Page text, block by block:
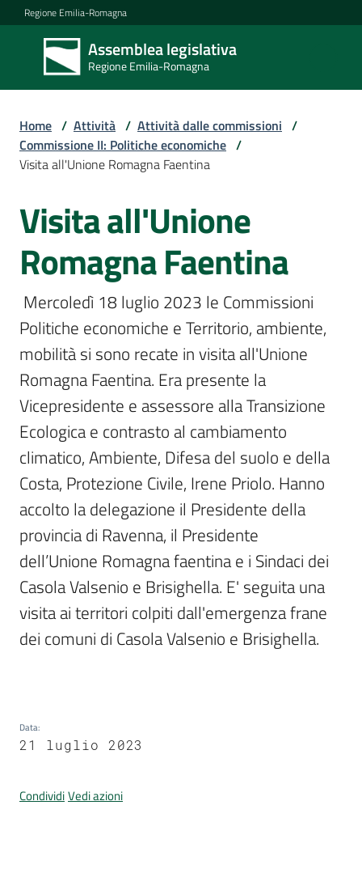
Vai al contenuto
Vai alla navigazione
Vai al footer
Regione Emilia-Romagna
Assemblea legislativa
Regione Emilia-Romagna
Assemblea
legislativa
Regione Emilia-
Assemblea
Attività
Argomenti
Per
i
media
Per
i
cittadini
Home / Attività / Attività dalle commissioni /
Commissione II: Politiche economiche /
Visita all'Unione Romagna Faentina
Salta al contenuto
Visita all'Unione
Romagna Faentina
Politiche economiche e Territorio, ambiente,
mobilità si sono recate in visita all'Unione
Romagna Faentina. Era presente la
Vicepresidente e assessore alla Transizione
Ecologica e contrasto al cambiamento
climatico, Ambiente, Difesa del suolo e della
Costa, Protezione Civile, Irene Priolo. Hanno
accolto la delegazione il Presidente della
provincia di Ravenna, il Presidente
dell’Unione Romagna faentina e i Sindaci dei
Casola Valsenio e Brisighella. E' seguita una
visita ai territori colpiti dall'emergenza frane
dei comuni di Casola Valsenio e Brisighella.
Data:
21 luglio 2023
CondividiVedi azioni